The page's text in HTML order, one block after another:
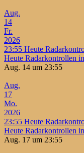
Aug.
14
Fr.
2026
23:55 Heute
Heute Radarkontrollen
Aug. 14 um 23:55
Aug.
17
Mo.
2026
23:55 Heute
Heute Radarkontrollen
Aug. 17 um 23:55